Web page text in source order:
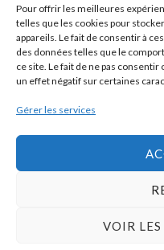
Pour offrir les meilleures
telles que les cookies pour
appareils. Le fait de consentir à
des données telles que le
ce site. Le fait de ne pas
un effet négatif sur certaines
Gérer les services
VOIR LES
JE M'ABONNE
© 2026Home Fashion News
Politique de cookies (UE)